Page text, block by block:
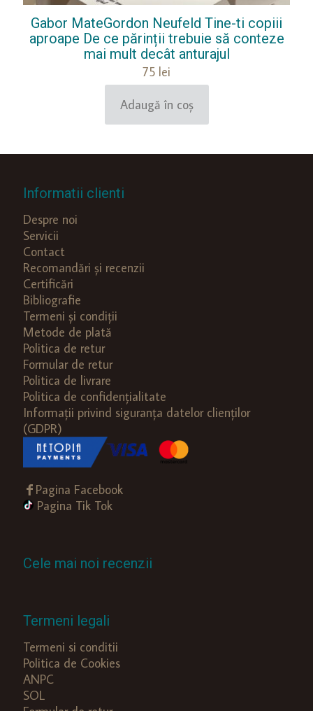
Gabor MateGordon Neufeld Tine-ti copiii
aproape De ce părinții trebuie să conteze
mai mult decât anturajul
75 lei
Adaugă în coș
Informatii clienti
Despre noi
Servicii
Contact
Recomandări și recenzii
Certificări
Bibliografie
Termeni și condiții
Metode de plată
Politica de retur
Formular de retur
Politica de livrare
Politica de confidențialitate
Informații privind siguranța datelor clienților
(GDPR)
Pagina Facebook
Pagina Tik Tok
Cele mai noi recenzii
Termeni legali
Termeni si conditii
Politica de Cookies
ANPC
SOL